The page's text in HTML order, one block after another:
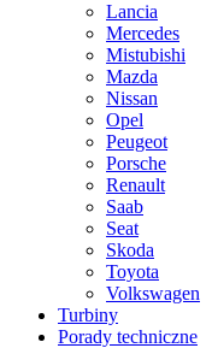
Lancia
Mercedes
Mistubishi
Mazda
Nissan
Opel
Peugeot
Porsche
Renault
Saab
Seat
Skoda
Toyota
Volkswagen
Turbiny
Porady techniczne